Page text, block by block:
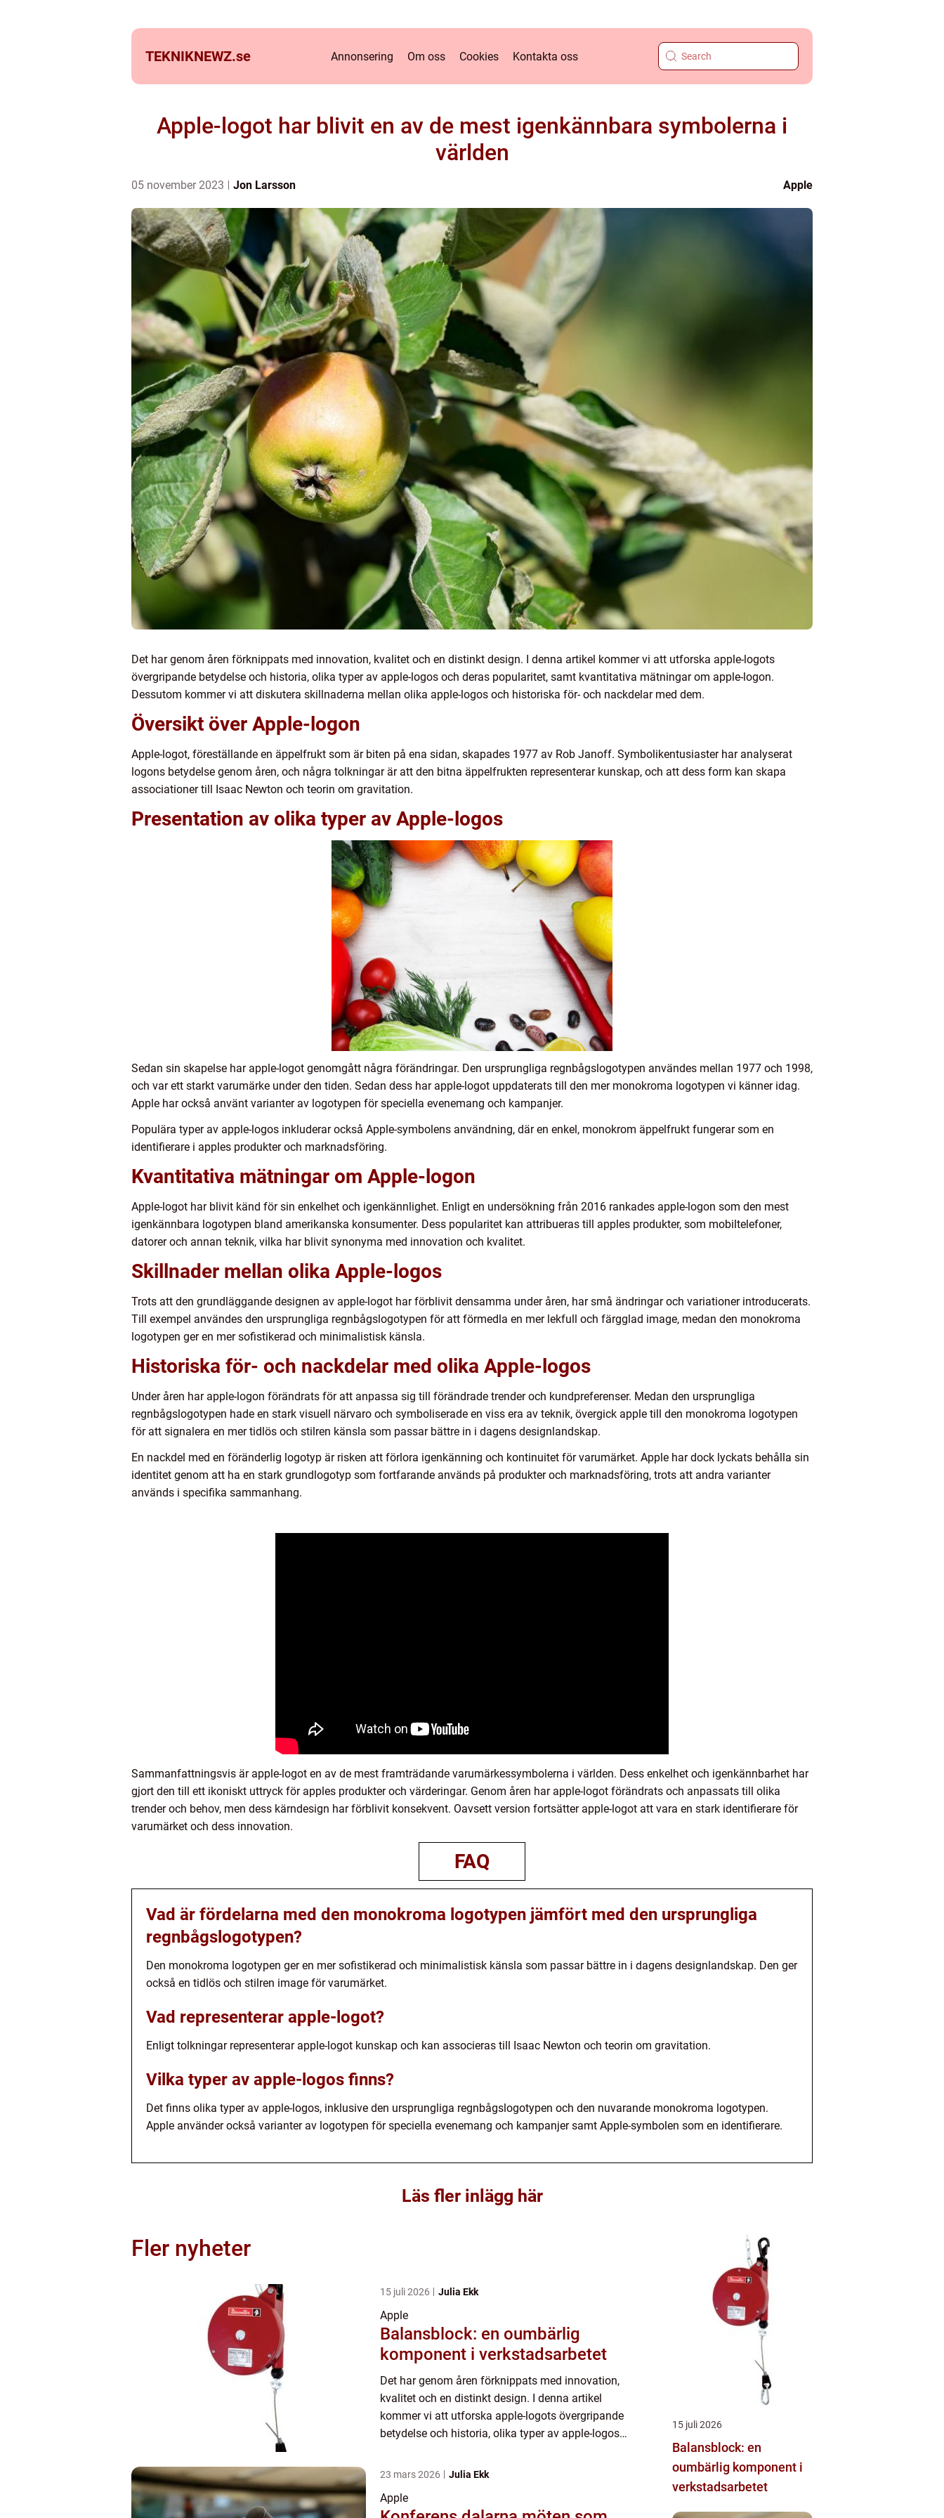
TEKNIKNEWZ.se Annonsering Om oss Cookies Kontakta oss
Apple-logot har blivit en av de mest igenkännbara symbolerna i
världen
05 november 2023 Jon Larsson Apple
Det har genom åren förknippats med innovation, kvalitet och en distinkt design. I denna artikel kommer vi att utforska apple-logots
övergripande betydelse och historia, olika typer av apple-logos och deras popularitet, samt kvantitativa mätningar om apple-logon.
Dessutom kommer vi att diskutera skillnaderna mellan olika apple-logos och historiska för- och nackdelar med dem.
Översikt över Apple-logon
Apple-logot, föreställande en äppelfrukt som är biten på ena sidan, skapades 1977 av Rob Janoff. Symbolikentusiaster har analyserat
logons betydelse genom åren, och några tolkningar är att den bitna äppelfrukten representerar kunskap, och att dess form kan skapa
associationer till Isaac Newton och teorin om gravitation.
Presentation av olika typer av Apple-logos
Sedan sin skapelse har apple-logot genomgått några förändringar. Den ursprungliga regnbågslogotypen användes mellan 1977 och 1998,
och var ett starkt varumärke under den tiden. Sedan dess har apple-logot uppdaterats till den mer monokroma logotypen vi känner idag.
Apple har också använt varianter av logotypen för speciella evenemang och kampanjer.
Populära typer av apple-logos inkluderar också Apple-symbolens användning, där en enkel, monokrom äppelfrukt fungerar som en
identifierare i apples produkter och marknadsföring.
Kvantitativa mätningar om Apple-logon
Apple-logot har blivit känd för sin enkelhet och igenkännlighet. Enligt en undersökning från 2016 rankades apple-logon som den mest
igenkännbara logotypen bland amerikanska konsumenter. Dess popularitet kan attribueras till apples produkter, som mobiltelefoner,
datorer och annan teknik, vilka har blivit synonyma med innovation och kvalitet.
Skillnader mellan olika Apple-logos
Trots att den grundläggande designen av apple-logot har förblivit densamma under åren, har små ändringar och variationer introducerats.
Till exempel användes den ursprungliga regnbågslogotypen för att förmedla en mer lekfull och färgglad image, medan den monokroma
logotypen ger en mer sofistikerad och minimalistisk känsla.
Historiska för- och nackdelar med olika Apple-logos
Under åren har apple-logon förändrats för att anpassa sig till förändrade trender och kundpreferenser. Medan den ursprungliga
regnbågslogotypen hade en stark visuell närvaro och symboliserade en viss era av teknik, övergick apple till den monokroma logotypen
för att signalera en mer tidlös och stilren känsla som passar bättre in i dagens designlandskap.
En nackdel med en föränderlig logotyp är risken att förlora igenkänning och kontinuitet för varumärket. Apple har dock lyckats behålla sin
identitet genom att ha en stark grundlogotyp som fortfarande används på produkter och marknadsföring, trots att andra varianter
används i specifika sammanhang.
Sammanfattningsvis är apple-logot en av de mest framträdande varumärkessymbolerna i världen. Dess enkelhet och igenkännbarhet har
gjort den till ett ikoniskt uttryck för apples produkter och värderingar. Genom åren har apple-logot förändrats och anpassats till olika
trender och behov, men dess kärndesign har förblivit konsekvent. Oavsett version fortsätter apple-logot att vara en stark identifierare för
varumärket och dess innovation.
FAQ
Vad är fördelarna med den monokroma logotypen jämfört med den ursprungliga
regnbågslogotypen?
Den monokroma logotypen ger en mer sofistikerad och minimalistisk känsla som passar bättre in i dagens designlandskap. Den ger
också en tidlös och stilren image för varumärket.
Vad representerar apple-logot?
Enligt tolkningar representerar apple-logot kunskap och kan associeras till Isaac Newton och teorin om gravitation.
Vilka typer av apple-logos finns?
Det finns olika typer av apple-logos, inklusive den ursprungliga regnbågslogotypen och den nuvarande monokroma logotypen.
Apple använder också varianter av logotypen för speciella evenemang och kampanjer samt Apple-symbolen som en identifierare.
Läs fler inlägg här
Fler nyheter
15 juli 2026 Julia Ekk
Apple
Balansblock: en oumbärlig
komponent i verkstadsarbetet
Det har genom åren förknippats med innovation,
kvalitet och en distinkt design. I denna artikel
kommer vi att utforska apple-logots övergripande
betydelse och historia, olika typer av apple-logos
mätningar om ...
23 mars 2026 Julia Ekk
Apple
15 juli 2026
Balansblock: en
oumbärlig komponent i
verkstadsarbetet